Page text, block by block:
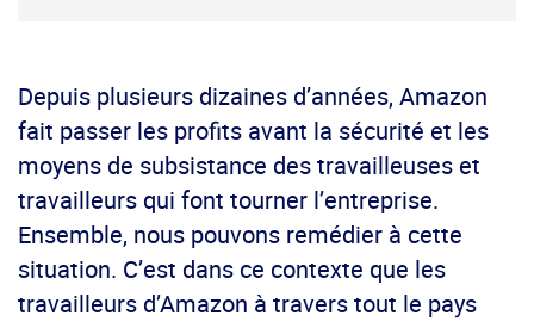
Depuis plusieurs dizaines d’années, Amazon
fait passer les profits avant la sécurité et les
moyens de subsistance des travailleuses et
travailleurs qui font tourner l’entreprise.
Ensemble, nous pouvons remédier à cette
situation. C’est dans ce contexte que les
travailleurs d’Amazon à travers tout le pays